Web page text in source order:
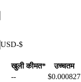
USD-$
खुली कीमत* उच्चतम
-- $0.000827